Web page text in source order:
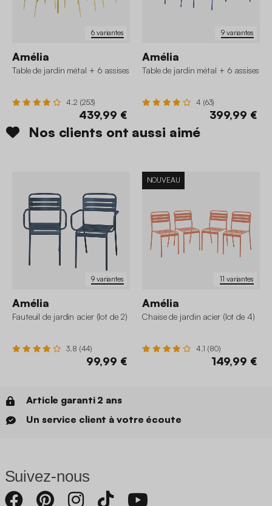
6 variantes
Amélia
Table de jardin métal + 6 assises
4.2 (253)
439,99 €
9 variantes
Amélia
Table de jardin métal + 6 assises
4 (63)
399,99 €
Nos clients ont aussi aimé
9 variantes
Amélia
Fauteuil de jardin acier (lot de 2)
3.8 (44)
99,99 €
11 variantes
NOUVEAU
Amélia
Chaise de jardin acier (lot de 4)
4.1 (80)
149,99 €
Article garanti 2 ans
Un service client à votre écoute
Suivez-nous